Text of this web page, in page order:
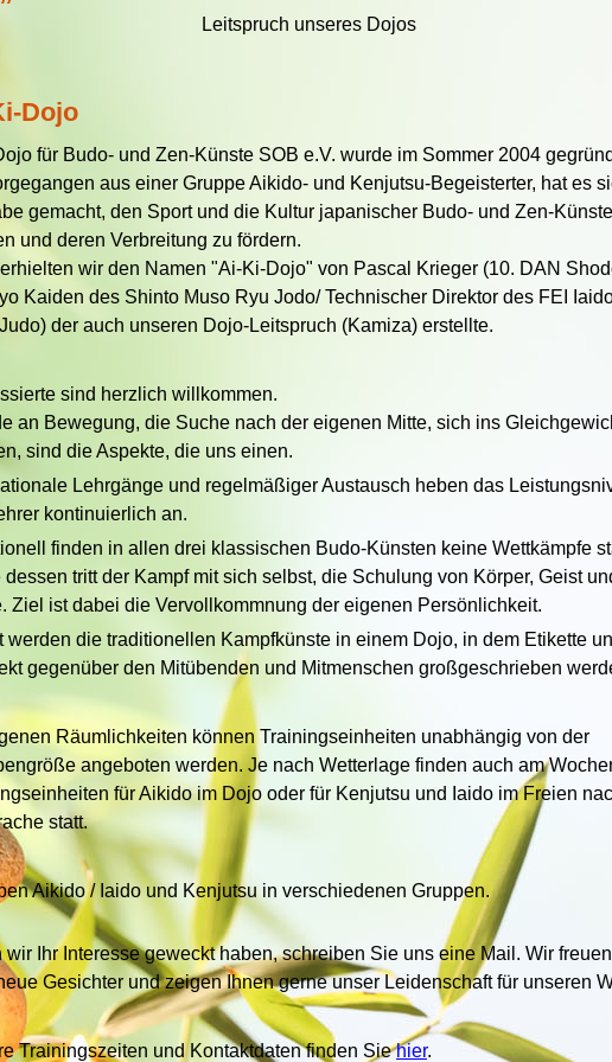
Leitspruch unseres Dojos
Dojo
für Budo- und Zen-Künste SOB e.V. wurde im Sommer 2004
aus einer Gruppe Aikido- und Kenjutsu-Begeisterter, hat es
gemacht, den Sport und die Kultur japanischer Budo- und Zen-
und deren Verbreitung zu fördern.
wir den Namen "Ai-Ki-Dojo" von Pascal Krieger (10. DAN
Kaiden des Shinto Muso Ryu Jodo/ Technischer Direktor des FEI
der auch unseren Dojo-Leitspruch (Kamiza) erstellte.
sind herzlich willkommen.
an Bewegung, die Suche nach der eigenen Mitte, sich ins
sind die Aspekte, die uns einen.
Lehrgänge und regelmäßiger Austausch heben das
kontinuierlich an.
finden in allen drei klassischen Budo-Künsten keine Wettkämpfe
dessen tritt der Kampf mit sich selbst, die Schulung von Körper, Geist
Ziel ist dabei die Vervollkommnung der eigenen Persönlichkeit.
werden die traditionellen Kampfkünste in einem Dojo, in dem Etikette
gegenüber den Mitübenden und Mitmenschen großgeschrieben
Räumlichkeiten können Trainingseinheiten unabhängig von der
angeboten werden. Je nach Wetterlage finden auch am
für Aikido im Dojo oder für Kenjutsu und Iaido im Freien
statt.
Aikido / Iaido und Kenjutsu in verschiedenen Gruppen.
wir Ihr Interesse geweckt haben, schreiben Sie uns eine Mail. Wir
Gesichter und zeigen Ihnen gerne unser Leidenschaft für unseren
Trainingszeiten und Kontaktdaten finden Siehier.